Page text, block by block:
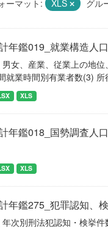
ーマット: XLS グル
年鑑019_就業構造人口
男女、産業、従業上の地
就業時間別有業者数(3)
XLS
年鑑018_国勢調査人口
XLS
年鑑275_犯罪認知、
年次別刑法犯認知・検挙